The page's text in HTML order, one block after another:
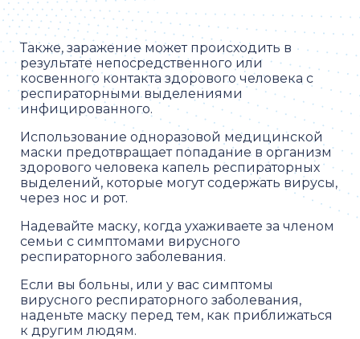
Также, заражение может происходить в
результате непосредственного или
косвенного контакта здорового человека с
респираторными выделениями
инфицированного.
Использование одноразовой медицинской
маски предотвращает попадание в организм
здорового человека капель респираторных
выделений, которые могут содержать вирусы,
через нос и рот.
Надевайте маску, когда ухаживаете за членом
семьи с симптомами вирусного
респираторного заболевания.
Если вы больны, или у вас симптомы
вирусного респираторного заболевания,
наденьте маску перед тем, как приближаться
к другим людям.